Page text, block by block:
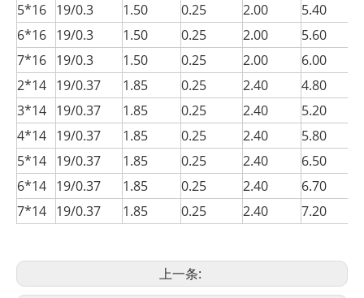
5*16 19/0.3 1.50 0.25 2.00 5.40
6*16 19/0.3 1.50 0.25 2.00 5.60
7*16 19/0.3 1.50 0.25 2.00 6.00
2*14 19/0.37 1.85 0.25 2.40 4.80
3*14 19/0.37 1.85 0.25 2.40 5.20
4*14 19/0.37 1.85 0.25 2.40 5.80
5*14 19/0.37 1.85 0.25 2.40 6.50
6*14 19/0.37 1.85 0.25 2.40 6.70
7*14 19/0.37 1.85 0.25 2.40 7.20
上一条: